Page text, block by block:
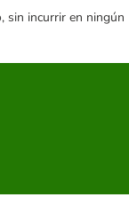
sin incurrir en ningún